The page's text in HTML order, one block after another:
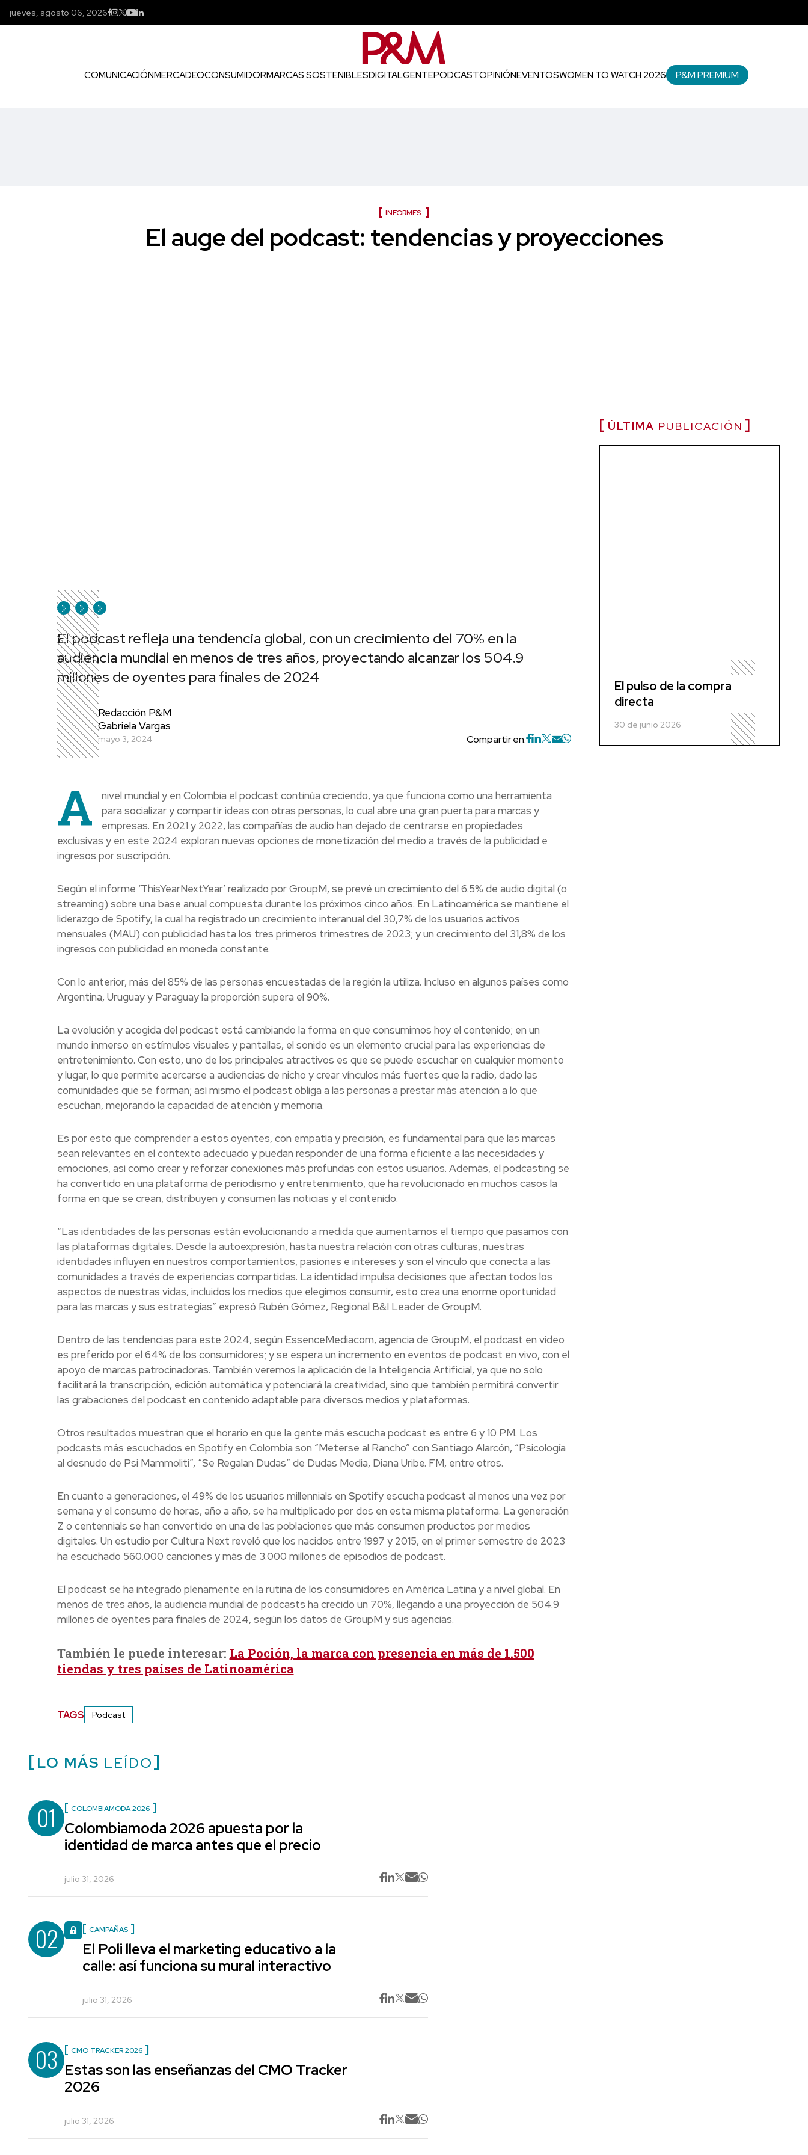
jueves, agosto 06, 2026
COMUNICACIÓNMERCADEOCONSUMIDORMARCAS SOSTENIBLESDIGITALGENTEPODCASTOPINIÓNEVENTOSWOMEN TO WATCH 2026 P&M PREMIUM
INFORMES
El auge del podcast: tendencias y proyecciones
El podcast refleja una tendencia global, con un crecimiento del 70% en la
audiencia mundial en menos de tres años, proyectando alcanzar los 504.9
millones de oyentes para finales de 2024
Redacción P&M
Gabriela Vargas
mayo 3, 2024 Compartir en:
A
nivel mundial y en Colombia el podcast continúa creciendo, ya que funciona como una herramienta
para socializar y compartir ideas con otras personas, lo cual abre una gran puerta para marcas y
empresas. En 2021 y 2022, las compañías de audio han dejado de centrarse en propiedades
exclusivas y en este 2024 exploran nuevas opciones de monetización del medio a través de la publicidad e
ingresos por suscripción.
Según el informe ‘ThisYearNextYear’ realizado por GroupM, se prevé un crecimiento del 6.5% de audio digital (o
streaming) sobre una base anual compuesta durante los próximos cinco años. En Latinoamérica se mantiene el
liderazgo de Spotify, la cual ha registrado un crecimiento interanual del 30,7% de los usuarios activos
mensuales (MAU) con publicidad hasta los tres primeros trimestres de 2023; y un crecimiento del 31,8% de los
ingresos con publicidad en moneda constante.
Con lo anterior, más del 85% de las personas encuestadas de la región la utiliza. Incluso en algunos países como
Argentina, Uruguay y Paraguay la proporción supera el 90%.
La evolución y acogida del podcast está cambiando la forma en que consumimos hoy el contenido; en un
mundo inmerso en estímulos visuales y pantallas, el sonido es un elemento crucial para las experiencias de
entretenimiento. Con esto, uno de los principales atractivos es que se puede escuchar en cualquier momento
y lugar, lo que permite acercarse a audiencias de nicho y crear vínculos más fuertes que la radio, dado las
comunidades que se forman; así mismo el podcast obliga a las personas a prestar más atención a lo que
escuchan, mejorando la capacidad de atención y memoria.
Es por esto que comprender a estos oyentes, con empatía y precisión, es fundamental para que las marcas
sean relevantes en el contexto adecuado y puedan responder de una forma eficiente a las necesidades y
emociones, así como crear y reforzar conexiones más profundas con estos usuarios. Además, el podcasting se
ha convertido en una plataforma de periodismo y entretenimiento, que ha revolucionado en muchos casos la
forma en que se crean, distribuyen y consumen las noticias y el contenido.
“Las identidades de las personas están evolucionando a medida que aumentamos el tiempo que pasamos con
las plataformas digitales. Desde la autoexpresión, hasta nuestra relación con otras culturas, nuestras
identidades influyen en nuestros comportamientos, pasiones e intereses y son el vínculo que conecta a las
comunidades a través de experiencias compartidas. La identidad impulsa decisiones que afectan todos los
aspectos de nuestras vidas, incluidos los medios que elegimos consumir, esto crea una enorme oportunidad
para las marcas y sus estrategias” expresó Rubén Gómez, Regional B&I Leader de GroupM.
Dentro de las tendencias para este 2024, según EssenceMediacom, agencia de GroupM, el podcast en video
es preferido por el 64% de los consumidores; y se espera un incremento en eventos de podcast en vivo, con el
apoyo de marcas patrocinadoras. También veremos la aplicación de la Inteligencia Artificial, ya que no solo
facilitará la transcripción, edición automática y potenciará la creatividad, sino que también permitirá convertir
las grabaciones del podcast en contenido adaptable para diversos medios y plataformas.
Otros resultados muestran que el horario en que la gente más escucha podcast es entre 6 y 10 PM. Los
podcasts más escuchados en Spotify en Colombia son “Meterse al Rancho” con Santiago Alarcón, “Psicología
al desnudo de Psi Mammoliti”, “Se Regalan Dudas” de Dudas Media, Diana Uribe. FM, entre otros.
En cuanto a generaciones, el 49% de los usuarios millennials en Spotify escucha podcast al menos una vez por
semana y el consumo de horas, año a año, se ha multiplicado por dos en esta misma plataforma. La generación
Z o centennials se han convertido en una de las poblaciones que más consumen productos por medios
digitales. Un estudio por Cultura Next reveló que los nacidos entre 1997 y 2015, en el primer semestre de 2023
ha escuchado 560.000 canciones y más de 3.000 millones de episodios de podcast.
El podcast se ha integrado plenamente en la rutina de los consumidores en América Latina y a nivel global. En
menos de tres años, la audiencia mundial de podcasts ha crecido un 70%, llegando a una proyección de 504.9
millones de oyentes para finales de 2024, según los datos de GroupM y sus agencias.
También le puede interesar: La Poción, la marca con presencia en más de 1.500
tiendas y tres países de Latinoamérica
TAGS Podcast
LO MÁS LEÍDO
01 COLOMBIAMODA 2026
Colombiamoda 2026 apuesta por la
identidad de marca antes que el precio
julio 31, 2026
02 CAMPAÑAS
El Poli lleva el marketing educativo a la
calle: así funciona su mural interactivo
julio 31, 2026
03 CMO TRACKER 2026
Estas son las enseñanzas del CMO Tracker
2026
julio 31, 2026
ÚLTIMA PUBLICACIÓN
El pulso de la compra
directa
30 de junio 2026